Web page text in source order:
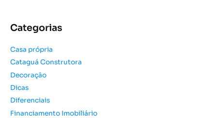
i
a
r
p
o
r
:
Categorias
Casa própria
Cataguá Construtora
Decoração
Dicas
Diferenciais
Financiamento Imobiliário